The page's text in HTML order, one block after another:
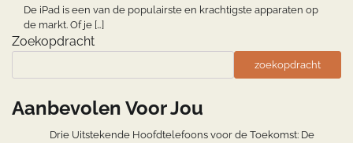
De iPad is een van de populairste en krachtigste apparaten op
de markt. Of je […]
Zoekopdracht
zoekopdracht
Aanbevolen Voor Jou
Drie Uitstekende Hoofdtelefoons voor de Toekomst: De